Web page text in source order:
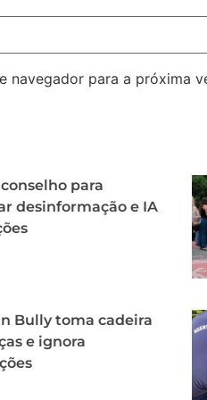
navegador para a próxima
para
desinformação e IA
Bully toma cadeira
e ignora